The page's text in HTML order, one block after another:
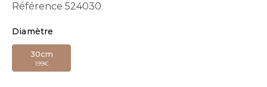
Référence 524030
Diamètre
30cm
199€